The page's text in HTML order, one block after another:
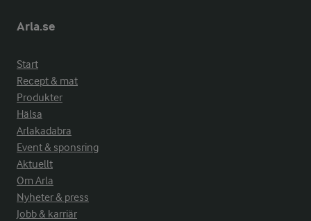
Arla.se
Start
Recept & mat
Produkter
Hälsa
Arlakadabra
Event & sponsring
Aktuellt
Om Arla
Nyheter & press
Jobb & karriär